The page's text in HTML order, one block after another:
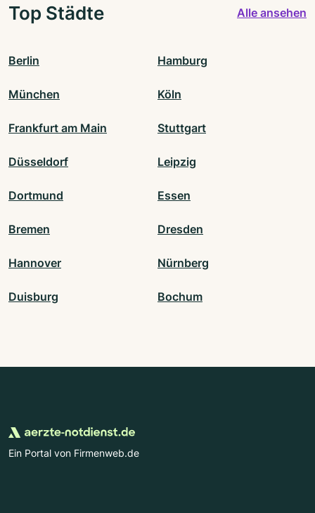
Top Städte Alle ansehen
Berlin Hamburg
München Köln
Frankfurt am Main Stuttgart
Düsseldorf Leipzig
Dortmund Essen
Bremen Dresden
Hannover Nürnberg
Duisburg Bochum
Ein Portal von Firmenweb.de